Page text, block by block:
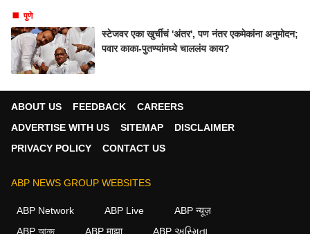
पुणे
स्टेजवर एका खुर्चीचं 'अंतर', पण नंतर एकमेकांना अनुमोदन;
पवार काका-पुतण्यांमध्ये चाललंय काय?
ABOUT US FEEDBACK
CAREERS
ADVERTISE WITH US
SITEMAP
DISCLAIMER
PRIVACY POLICY
CONTACT US
ABP NEWS GROUP WEBSITES
ABP Network ABP Live
ABP न्यूज़
ABP আনন্দ
ABP माझा ABP અસ્મિતા